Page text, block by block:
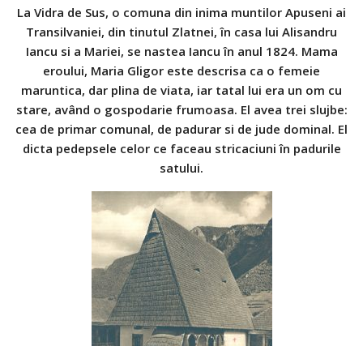
La Vidra de Sus, o comuna din inima muntilor Apuseni ai
Transilvaniei, din tinutul Zlatnei, în casa lui Alisandru
Iancu si a Mariei, se nastea Iancu în anul 1824. Mama
eroului, Maria Gligor este descrisa ca o femeie
maruntica, dar plina de viata, iar tatal lui era un om cu
stare, având o gospodarie frumoasa. El avea trei slujbe:
cea de primar comunal, de padurar si de jude dominal. El
dicta pedepsele celor ce faceau stricaciuni în padurile
satului.